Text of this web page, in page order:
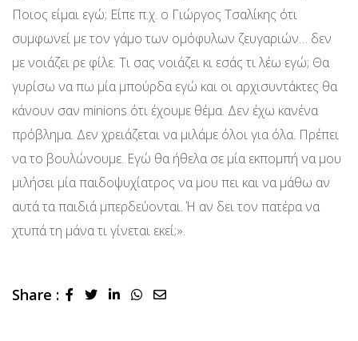
Ποιος είμαι εγώ; Είπε π.χ. ο Γιώργος Τσαλίκης ότι
συμφωνεί με τον γάμο των ομόφυλων ζευγαριών… δεν
με νοιάζει ρε φίλε. Τι σας νοιάζει κι εσάς τι λέω εγώ; Θα
γυρίσω να πω μία μπούρδα εγώ και οι αρχισυντάκτες θα
κάνουν σαν minions ότι έχουμε θέμα. Δεν έχω κανένα
πρόβλημα. Δεν χρειάζεται να μιλάμε όλοι για όλα. Πρέπει
να το βουλώνουμε. Εγώ θα ήθελα σε μία εκπομπή να μου
μιλήσει μία παιδοψυχίατρος να μου πει και να μάθω αν
αυτά τα παιδιά μπερδεύονται. Ή αν δει τον πατέρα να
χτυπά τη μάνα τι γίνεται εκεί;».
Share : LinkedInWhatsapp
Share